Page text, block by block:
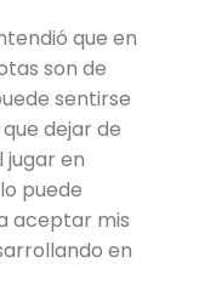
que en
son de
sentirse
dejar de
jugar en
puede
aceptar mis
en